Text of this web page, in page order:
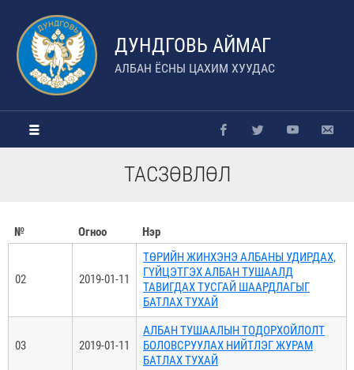
ДУНДГОВЬ АЙМАГ
АЛБАН ЁСНЫ ЦАХИМ ХУУДАС
ТАСЗӨВЛӨЛ
№ Огноо Нэр
02 2019-01-11
ТӨРИЙН ЖИНХЭНЭ АЛБАНЫ УДИРДАХ,
ГҮЙЦЭТГЭХ АЛБАН ТУШААЛД
ТАВИГДАХ ТУСГАЙ ШААРДЛАГЫГ
БАТЛАХ ТУХАЙ
03 2019-01-11
АЛБАН ТУШААЛЫН ТОДОРХОЙЛОЛТ
БОЛОВСРУУЛАХ НИЙТЛЭГ ЖУРАМ
БАТЛАХ ТУХАЙ